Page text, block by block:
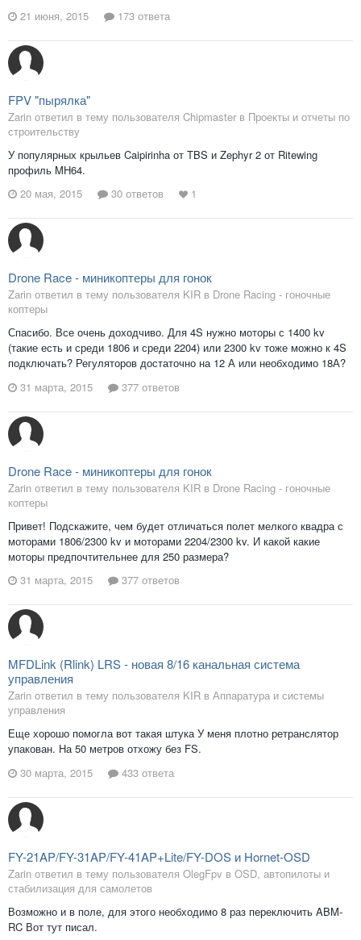
21 июня, 2015
173 ответа
FPV "пырялка"
Zarin ответил в тему пользователя Chipmaster в Проекты и отчеты по
строительству
У популярных крыльев Caipirinha от TBS и Zephyr 2 от Ritewing
профиль MH64.
20 мая, 2015
30 ответов 1
Drone Race - миникоптеры для гонок
Zarin ответил в тему пользователя KIR в Drone Racing - гоночные
коптеры
Спасибо. Все очень доходчиво. Для 4S нужно моторы с 1400 kv
(такие есть и среди 1806 и среди 2204) или 2300 kv тоже можно к 4S
подключать? Регуляторов достаточно на 12 А или необходимо 18А?
31 марта, 2015
377 ответов
Drone Race - миникоптеры для гонок
Zarin ответил в тему пользователя KIR в Drone Racing - гоночные
коптеры
Привет! Подскажите, чем будет отличаться полет мелкого квадра с
моторами 1806/2300 kv и моторами 2204/2300 kv. И какой какие
моторы предпочтительнее для 250 размера?
31 марта, 2015
377 ответов
MFDLink (Rlink) LRS - новая 8/16 канальная система
управления
Zarin ответил в тему пользователя KIR в Аппаратура и системы
управления
Еще хорошо помогла вот такая штука У меня плотно ретранслятор
упакован. На 50 метров отхожу без FS.
30 марта, 2015
433 ответа
FY-21AP/FY-31AP/FY-41AP+Lite/FY-DOS и Hornet-OSD
Zarin ответил в тему пользователя OlegFpv в OSD, автопилоты и
стабилизация для самолетов
Возможно и в поле, для этого необходимо 8 раз переключить ABM-
RC Вот тут писал.